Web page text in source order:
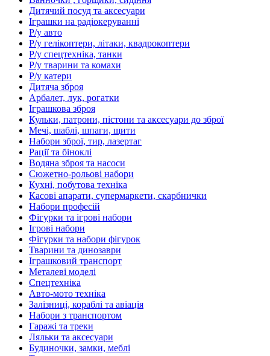
Дитячий посуд та аксесуари
Іграшки на радіокеруванні
Р/у авто
Р/у гелікоптери, літаки, квадрокоптери
Р/у спецтехніка, танки
Р/у тварини та комахи
Р/у катери
Дитяча зброя
Арбалет, лук, рогатки
Іграшкова зброя
Кульки, патрони, пістони та аксесуари до зброї
Мечі, шаблі, шпаги, щити
Набори зброї, тир, лазертаг
Рації та біноклі
Водяна зброя та насоси
Сюжетно-рольові набори
Кухні, побутова техніка
Касові апарати, супермаркети, скарбнички
Набори професій
Фігурки та ігрові набори
Ігрові набори
Фігурки та набори фігурок
Тварини та динозаври
Іграшковий транспорт
Металеві моделі
Спецтехніка
Авто-мото техніка
Залізниці, кораблі та авіація
Набори з транспортом
Гаражі та треки
Ляльки та аксесуари
Будиночки, замки, меблі